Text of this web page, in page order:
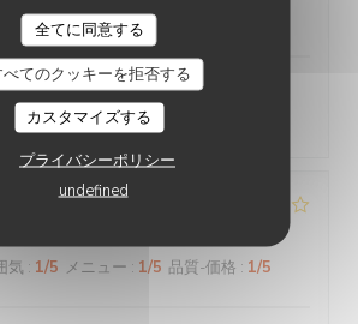
全てに同意する
べてのクッキーを拒否する
カスタマイズする
プライバシーポリシー
undefined
気:5/5 メニュー:5/5
et authentique je
aux petits soins
気 : 1/5 メニュー : 1/5 品質-価格 : 1/5
ROSETTE